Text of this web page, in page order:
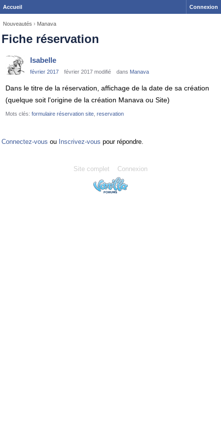
Accueil Connexion
Nouveautés › Manava
Fiche réservation
Isabelle
février 2017 février 2017 modifié dans Manava
Dans le titre de la réservation, affichage de la date de sa création
(quelque soit l'origine de la création Manava ou Site)
Mots clés: formulaire réservation site reservation
Connectez-vous ou Inscrivez-vous pour répondre.
Site complet Connexion